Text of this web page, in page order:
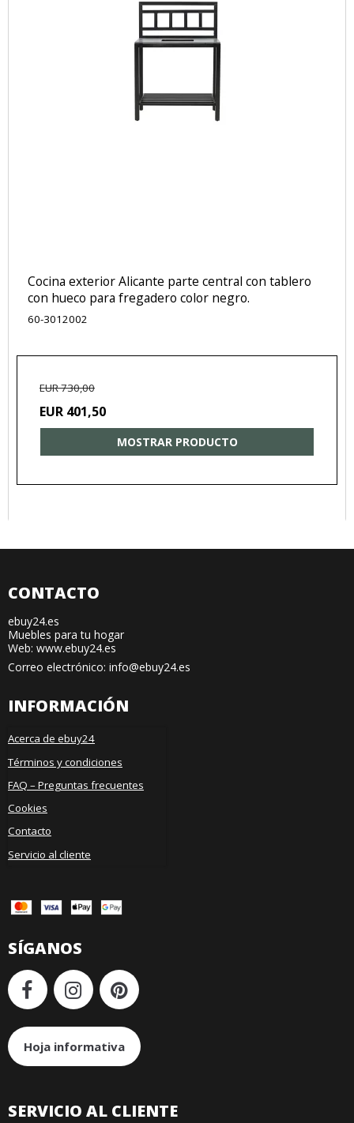
Cocina exterior Alicante parte central con tablero
con hueco para fregadero color negro.
60-3012002
EUR 730,00
EUR 401,50
MOSTRAR PRODUCTO
CONTACTO
ebuy24.es
Muebles para tu hogar
Web: www.ebuy24.es
Correo electrónico: info@ebuy24.es
INFORMACIÓN
Acerca de ebuy24
Términos y condiciones
FAQ – Preguntas frecuentes
Cookies
Contacto
Servicio al cliente
SÍGANOS
Hoja informativa
SERVICIO AL CLIENTE